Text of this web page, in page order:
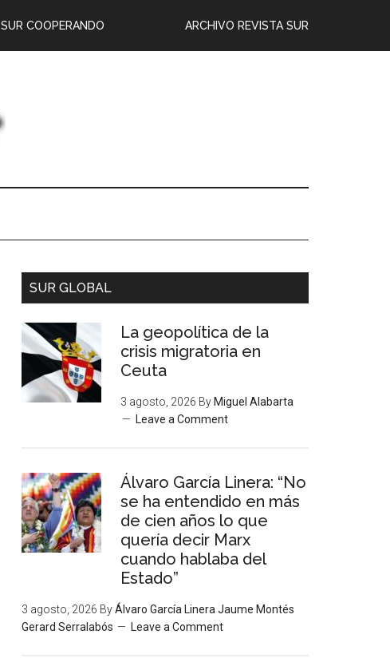
ARCHIVO REVISTA SUR
SUR COOPERANDO
SUR GLOBAL
La geopolítica de la
crisis migratoria en
Ceuta
3 agosto, 2026 By Miguel Alabarta
Leave a Comment
Álvaro García Linera: “No
se ha entendido en más
de cien años lo que
quería decir Marx
cuando hablaba del
Estado”
3 agosto, 2026 ByÁlvaro García Linera Jaume Montés
Gerard Serralabós
Leave a Comment